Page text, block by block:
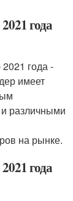
года
года -
имеет
различными
на рынке.
года